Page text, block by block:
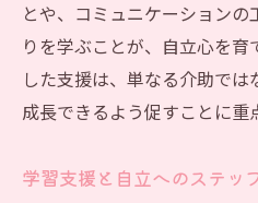
とや、コミュニケーション
りを学ぶことが、自立心を育
した支援は、単なる介助で
成長できるよう促すことに重
学習支援と自立へのステッ